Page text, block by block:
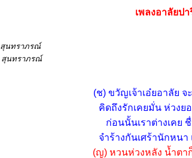
เพลงอาลัยป
สุนทราภรณ์
สุนทราภรณ์
(ช) ขวัญเจ้าเอ๋ยอาลัย จ
คิดถึงรักเคยมั่น ห่วง
ก่อนนั้นเราต่างเคย
จำร้างกันเศร้านักหน
(ญ) หวนห่วงหลัง น้ำตา